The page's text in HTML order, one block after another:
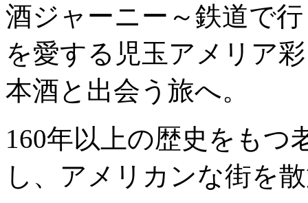
酒ジャーニー～鉄道で
を愛する児玉アメリア
本酒と出会う旅へ。
160年以上の歴史をもつ
し、アメリカンな街を